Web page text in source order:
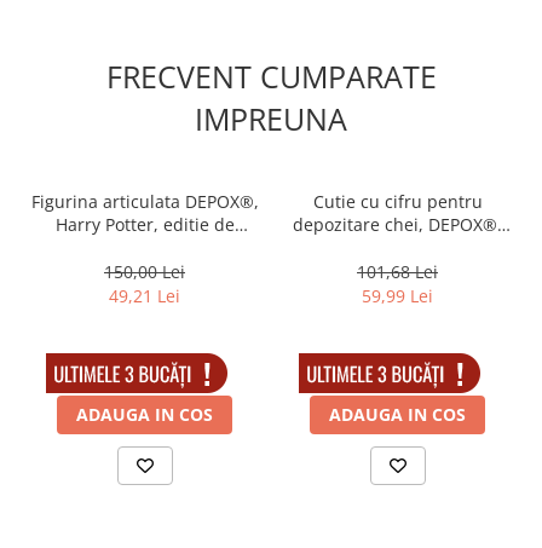
Viori
dimensiuni: 23 x 19 x 21 cm
FRECVENT CUMPARATE
IMPREUNA
Figurina articulata DEPOX®,
Harry Potter, editie de
150,00 Lei
49,21 Lei
IN STOC
ADAUGA IN COS
Cutie cu cifru pentru
depozitare chei, DEPOX®,
101,68 Lei
59,99 Lei
IN STOC
ADAUGA IN COS